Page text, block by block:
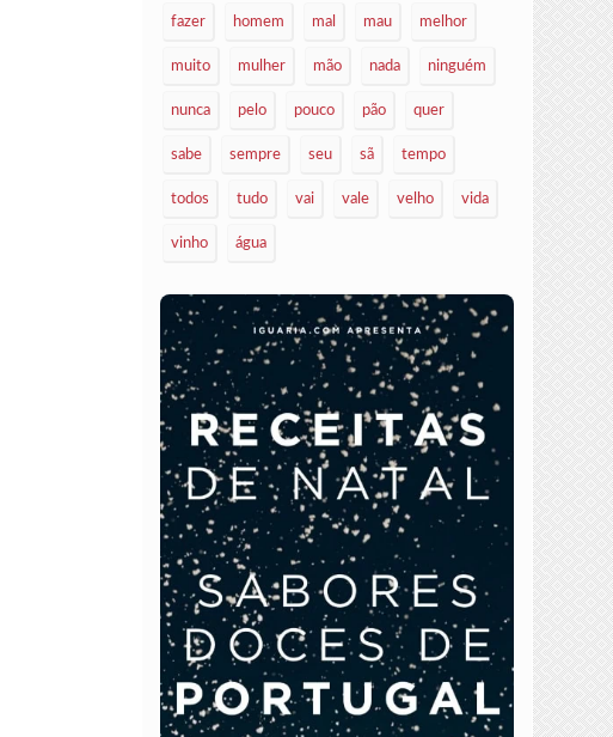
fazer homem mal mau melhor
muito mulher mão nada ninguém
nunca pelo pouco pão quer
sabe sempre seu sã tempo
todos tudo vai vale velho vida
vinho água